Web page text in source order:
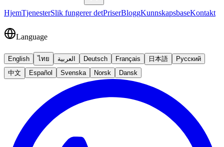
HjemTjenesterSlik fungerer detPriserBloggKunnskapsbaseKontakt
Language
English ไทย العربية Deutsch Français 日本語
Русский
中文
Español Svenska Norsk Dansk